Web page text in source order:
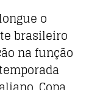
o
brasileiro
na função